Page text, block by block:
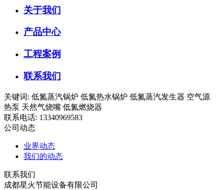
关于我们
产品中心
工程案例
联系我们
关键词: 低氮蒸汽锅炉 低氮热水锅炉 低氮蒸汽发生器 空气源
热泵 天然气烧嘴 低氮燃烧器
联系电话: 13340969583
公司动态
业界动态
我们的动态
联系我们
成都星火节能设备有限公司